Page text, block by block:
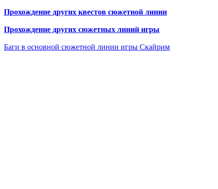
Прохождение других квестов сюжетной линии
Прохождение других сюжетных линий игры
Баги в основной сюжетной линии игры Скайрим